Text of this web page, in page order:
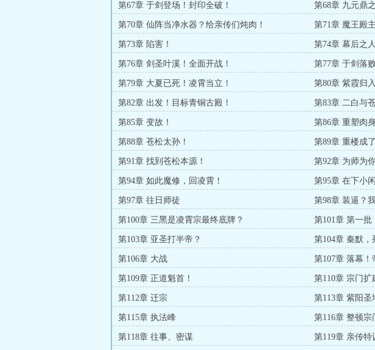
第67章 于剑登场！封印全破！ 第68章 九元鼎
第70章 仙阵当净水器？给亲传们炖肉！ 第71章 魔王殿
第73章 陷害！ 第74章 幕后之人
第76章 剑圣叶溪！全面开战！ 第77章 于剑落
第79章 大夏已死！凌霄当立！ 第80章 紫霞归
第82章 出发！目标青铜古殿！ 第83章 二白与
第85章 变故！ 第86章 重塑肉
第88章 苍松太孙！ 第89章 重楼成
第91章 找到苍松本源！ 第92章 为师为
第94章 如此魔修，回凌霄！ 第95章 在下小
第97章 往日师徒 第98章 装逼？
第100章 三黑是凌霄宗最终底牌？ 第101章 第一批
第103章 亚圣打半帝？ 第104章 秦默，
第106章 大战 第107章 落幕！
第109章 正道魁首！ 第110章 宗门扩
第112章 迁宗 第113章 紫阳圣
第115章 执法峰 第116章 整顿宗
第118章 往事、密谋 第119章 亲传特